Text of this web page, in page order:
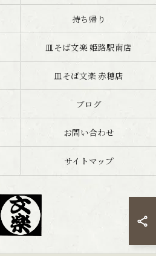
持ち帰り
皿そば文楽 姫路駅南店
皿そば文楽 赤穂店
ブログ
お問い合わせ
サイトマップ